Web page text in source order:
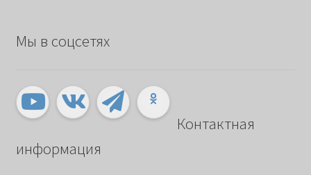
Мы в соцсетях
Контактная
информация